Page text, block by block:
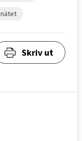
Skriv ut